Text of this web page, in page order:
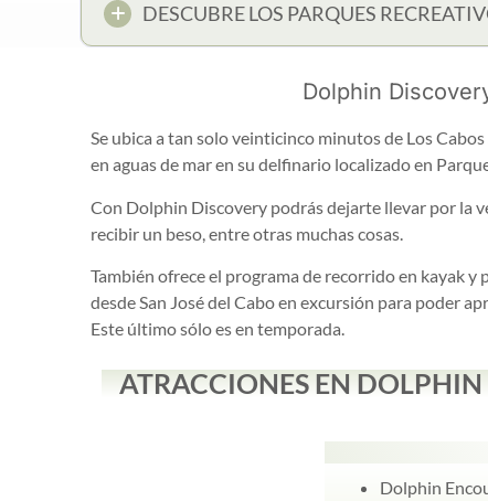
DESCUBRE LOS PARQUES
Dolphin
Se ubica a tan solo veinticinco minutos de Los
en aguas de mar en su delfinario localizado en
Con Dolphin Discovery podrás dejarte llevar por la
recibir un beso, entre otras muchas cosas.
También ofrece el programa de recorrido en kayak y
desde San José del Cabo en excursión para poder
Este último sólo es en temporada.
ATRACCIONES EN
Dolphin